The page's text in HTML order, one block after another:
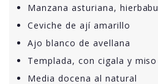
Manzana asturiana,
Ceviche de ají amarillo
Ajo blanco de avellana
Templada, con cigala y miso
Media docena al natural